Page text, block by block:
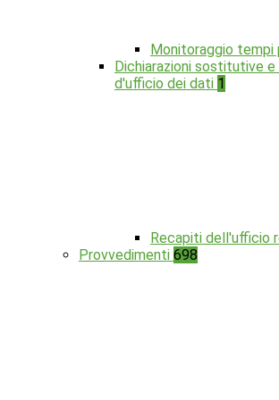
Monitoraggio
Dichiarazioni sostitutive e
d'ufficio dei dati 1
Recapiti dell'ufficio
Provvedimenti 698